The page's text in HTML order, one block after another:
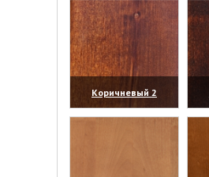
Коричневый 2
(увеличить)